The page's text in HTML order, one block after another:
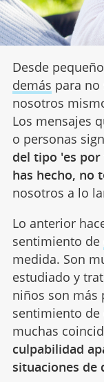
Desde
demás para
nosotros
Los mensajes
o personas
del tipo 'es
has hecho, no
nosotros a lo
Lo anterior
sentimiento de
medida. Son
estudiado y
niños son más
sentimiento
muchas
culpabilidad
situaciones de